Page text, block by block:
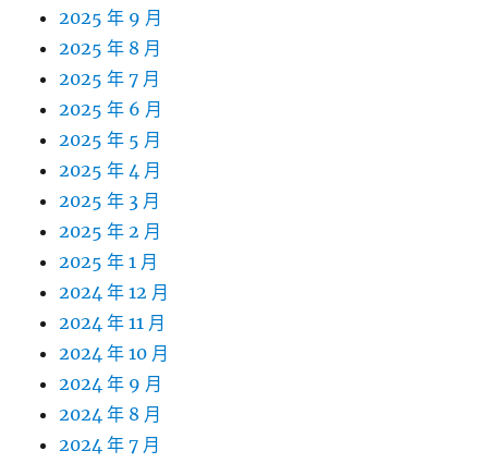
2025 年 9 月
2025 年 8 月
2025 年 7 月
2025 年 6 月
2025 年 5 月
2025 年 4 月
2025 年 3 月
2025 年 2 月
2025 年 1 月
2024 年 12 月
2024 年 11 月
2024 年 10 月
2024 年 9 月
2024 年 8 月
2024 年 7 月